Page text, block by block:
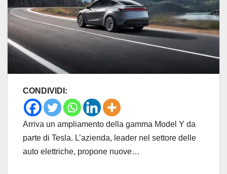
CONDIVIDI:
Arriva un ampliamento della gamma Model Y da
parte di Tesla. L’azienda, leader nel settore delle
auto elettriche, propone nuove…